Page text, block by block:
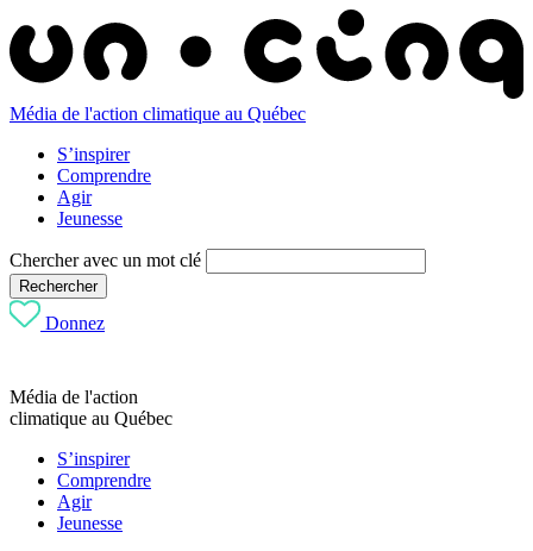
Média de l'action climatique au Québec
S’inspirer
Comprendre
Agir
Jeunesse
Chercher avec un mot clé
Rechercher
Donnez
Média de l'action
climatique au Québec
S’inspirer
Comprendre
Agir
Jeunesse